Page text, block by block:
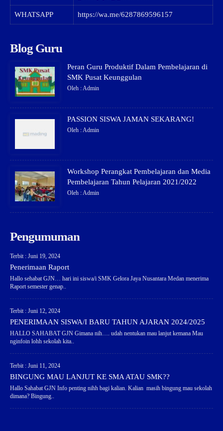
WHATSAPP https://wa.me/6287869596157
Blog Guru
Peran Guru Produktif Dalam Pembelajaran di
SMK Pusat Keunggulan
Oleh : Admin
PASSION SISWA JAMAN SEKARANG!
Oleh : Admin
Workshop Perangkat Pembelajaran dan Media
Pembelajaran Tahun Pelajaran 2021/2022
Oleh : Admin
Pengumuman
Terbit : Juni 19, 2024
Penerimaan Raport
Hallo sehabat GJN… hari ini siswa/i SMK Gelora Jaya Nusantara Medan menerima
Raport semester genap..
Terbit : Juni 12, 2024
PENERIMAAN SISWA/I BARU TAHUN AJARAN 2024/2025
HALLO SAHABAT GJN Gimana nih…. udah nentukan mau lanjut kemana Mau
nginfoin lohh sekolah kita..
Terbit : Juni 11, 2024
BINGUNG MAU LANJUT KE SMA ATAU SMK??
Hallo Sahabat GJN Info penting nihh bagi kalian. Kalian masih bingung mau sekolah
dimana? Bingung..